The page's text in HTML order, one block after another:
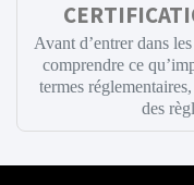
Avant d’entrer dans
comprendre ce
termes
des